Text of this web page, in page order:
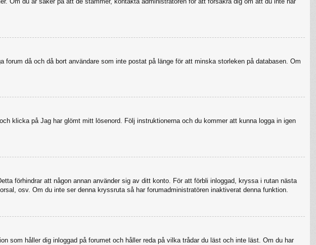
då och då bort användare som inte postat på länge för att minska storleken på databasen. Om
klicka på Jag har glömt mitt lösenord. Följ instruktionerna och du kommer att kunna logga in igen
förhindrar att någon annan använder sig av ditt konto. För att förbli inloggad, kryssa i rutan nästa
osv. Om du inte ser denna kryssruta så har forumadministratören inaktiverat denna funktion.
som håller dig inloggad på forumet och håller reda på vilka trådar du läst och inte läst. Om du har